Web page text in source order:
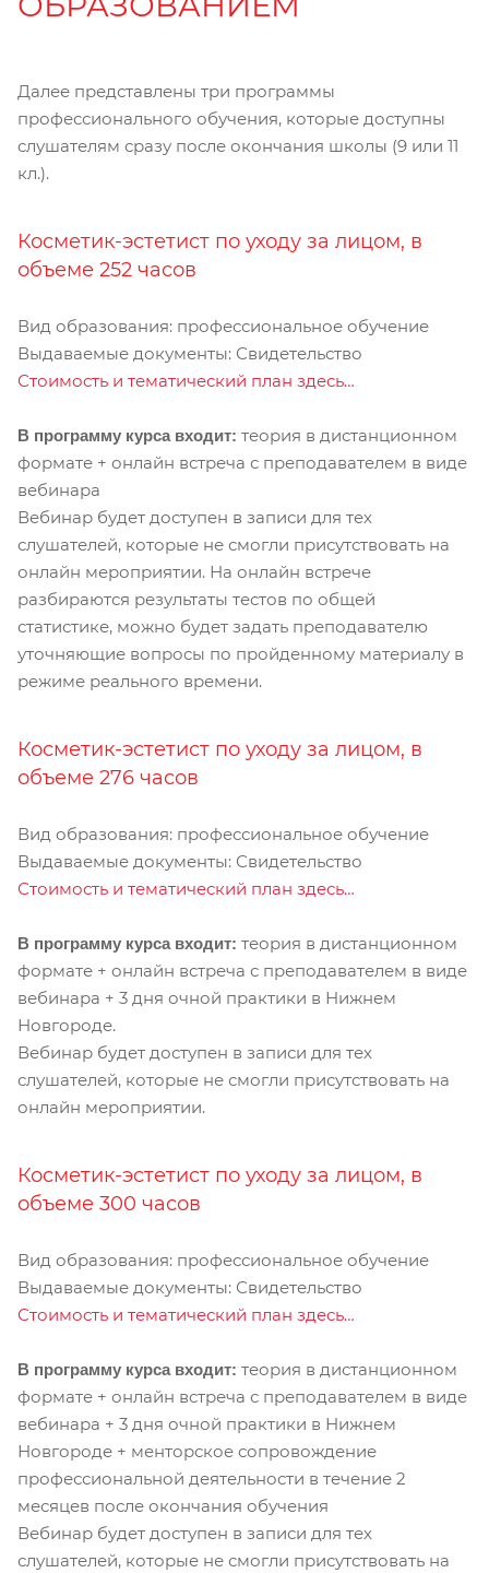
Далее представлены три программы
профессионального обучения, которые доступны
слушателям сразу после окончания школы (9 или 11
кл.).
Косметик-эстетист по уходу за лицом, в
объеме 252 часов
Вид образования: профессиональное обучение
Выдаваемые документы: Свидетельство
Стоимость и тематический план здесь…
В программу курса входит: теория в дистанционном
формате + онлайн встреча с преподавателем в виде
вебинара
Вебинар будет доступен в записи для тех
слушателей, которые не смогли присутствовать на
онлайн мероприятии. На онлайн встрече
разбираются результаты тестов по общей
статистике, можно будет задать преподавателю
уточняющие вопросы по пройденному материалу в
режиме реального времени.
Косметик-эстетист по уходу за лицом, в
объеме 276 часов
Вид образования: профессиональное обучение
Выдаваемые документы: Свидетельство
Стоимость и тематический план здесь…
В программу курса входит: теория в дистанционном
формате + онлайн встреча с преподавателем в виде
вебинара + 3 дня очной практики в Нижнем
Новгороде.
Вебинар будет доступен в записи для тех
слушателей, которые не смогли присутствовать на
онлайн мероприятии.
Косметик-эстетист по уходу за лицом, в
объеме 300 часов
Вид образования: профессиональное обучение
Выдаваемые документы: Свидетельство
Стоимость и тематический план здесь…
В программу курса входит: теория в дистанционном
формате + онлайн встреча с преподавателем в виде
вебинара + 3 дня очной практики в Нижнем
Новгороде + менторское сопровождение
профессиональной деятельности в течение 2
месяцев после окончания обучения
Вебинар будет доступен в записи для тех
слушателей, которые не смогли присутствовать на